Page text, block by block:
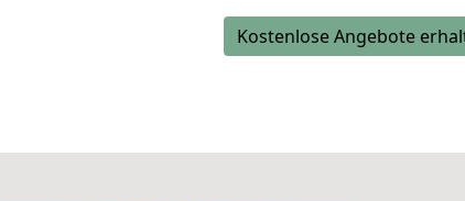
Kostenlose Angebote